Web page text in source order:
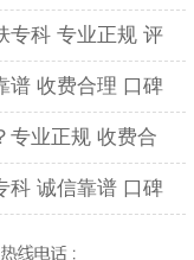
专科 专业正规 评
谱 收费合理 口碑
专业正规 收费合
科 诚信靠谱 口碑